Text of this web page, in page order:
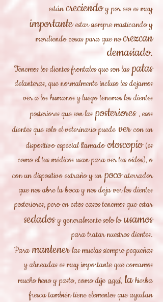
están creciendo y por eso es muy
importante estar siempre masticando y
mordiendo cosas para que nocrezcan
demasiado.
Tenemos los dientes frontales que son las patas
delanteras, que normalmente incluso les dejamos
ver a los humanos y luego tenemos los dientes
posteriores que son las posteriores , esos
dientes que solo el veterinario puede ver con un
dispositivo especial llamado otoscopio (es
como el tus médicos usan para ver tus oídos), o
con un dispositivo extraño y un poco aterrador
que nos abre la boca y nos deja ver los dientes
posteriores, pero en estos casos tenemos que estar
sedados y generalmente solo lo usamos
para tratar nuestros dientes.
Para mantener las muelas siempre pequeñas
y alineadas es muy importante que comamos
mucho heno y pasto, como dije aquí, la hierba
fresca también tiene elementos que ayudan